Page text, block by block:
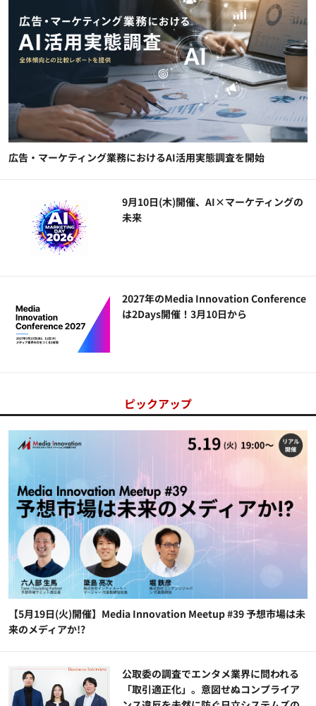
広告・マーケティング業務におけるAI活用実態調査を開始
9月10日(木)開催、AI×マーケティングの
未来
2027年のMedia Innovation Conference
は2Days開催！3月10日から
ピックアップ
【5月19日(火)開催】Media Innovation Meetup #39 予想市場は未
来のメディアか!?
公​​取委の調査でエンタメ業界に問われる
「取引適正化」。意図せぬコンプライア